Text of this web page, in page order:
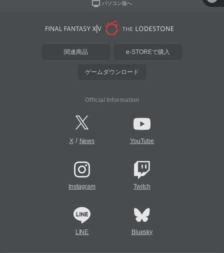
パソコン版へ
関連商品 e-STOREで購入
ゲームダウンロード
Official Information
X/ News YouTube
Instagram Twitch
LINE Bluesky